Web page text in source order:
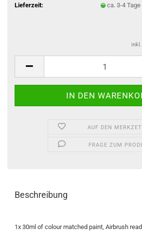
Lieferzeit:
ca. 3-4 Tage
AUF DEN
FRAGE ZUM
Beschreibung
1x 30ml of colour matched paint, Airbrush